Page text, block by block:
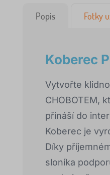
Popis Fotky
Koberec
Vytvořte
CHOBOTEM,
přináší do
Koberec je
Díky
sloníka